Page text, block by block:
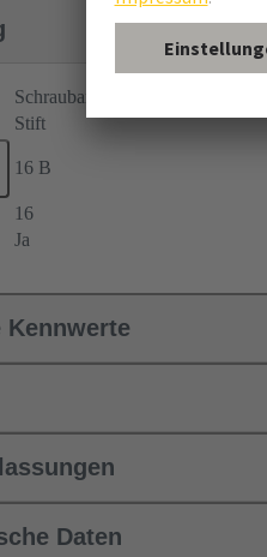
Schraubanschluss
Stift
16 B
16
Ja
Kennwerte
Daten